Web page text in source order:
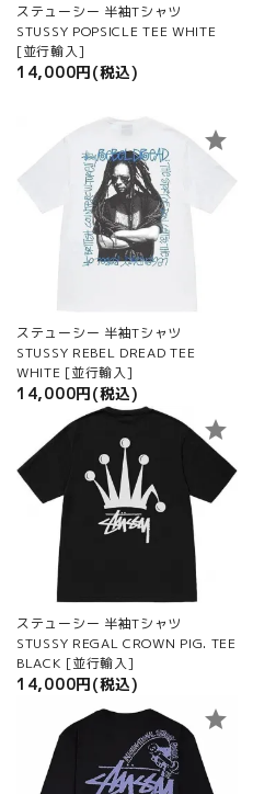
ステューシー 半袖Tシャツ
STUSSY POPSICLE TEE WHITE
[並行輸入]
14,000円(税込)
ステューシー 半袖Tシャツ
STUSSY REBEL DREAD TEE
WHITE [並行輸入]
14,000円(税込)
star
ステューシー 半袖Tシャツ
STUSSY REGAL CROWN PIG. TEE
BLACK [並行輸入]
14,000円(税込)
star
star